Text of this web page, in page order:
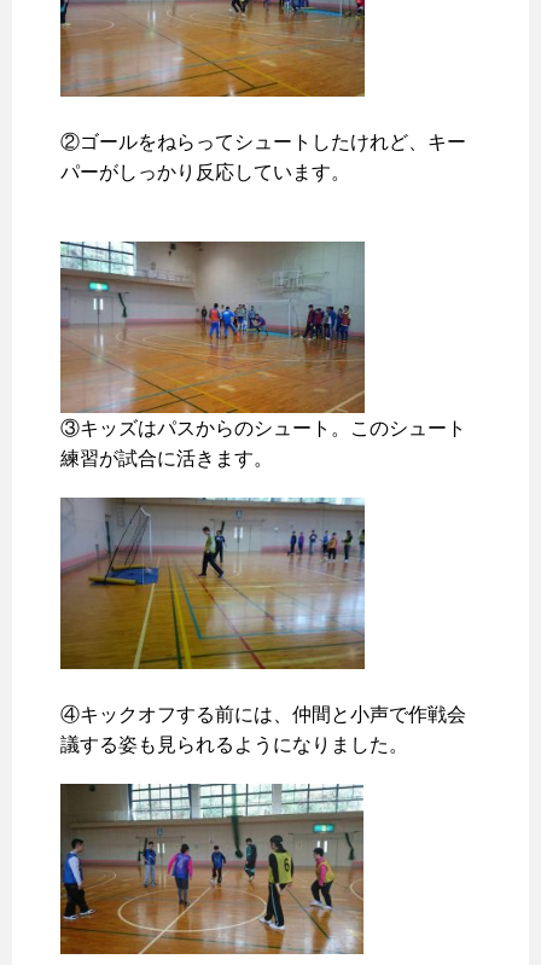
②ゴールをねらってシュートしたけれど、キー
パーがしっかり反応しています。
③キッズはパスからのシュート。このシュート
練習が試合に活きます。
④キックオフする前には、仲間と小声で作戦会
議する姿も見られるようになりました。